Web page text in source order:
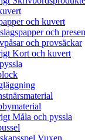
och kuvert
och
och provsäckar
Kort och kuvert
Måla och pyssla
Vuxen